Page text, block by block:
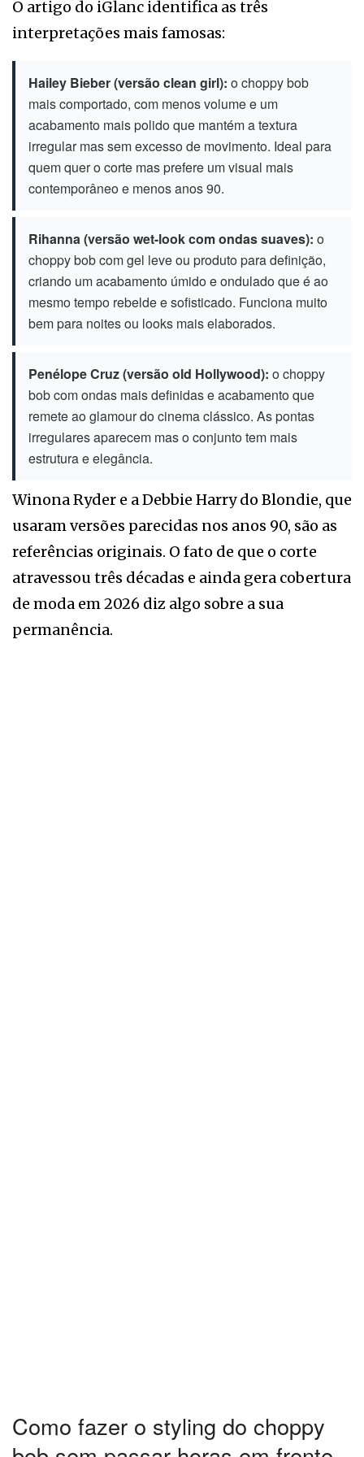
O artigo do iGlanc identifica as três
interpretações mais famosas:
Hailey Bieber (versão clean girl): o choppy bob
mais comportado, com menos volume e um
acabamento mais polido que mantém a textura
irregular mas sem excesso de movimento. Ideal para
quem quer o corte mas prefere um visual mais
contemporâneo e menos anos 90.
Rihanna (versão wet-look com ondas suaves): o
choppy bob com gel leve ou produto para definição,
criando um acabamento úmido e ondulado que é ao
mesmo tempo rebelde e sofisticado. Funciona muito
bem para noites ou looks mais elaborados.
Penélope Cruz (versão old Hollywood): o choppy
bob com ondas mais definidas e acabamento que
remete ao glamour do cinema clássico. As pontas
irregulares aparecem mas o conjunto tem mais
estrutura e elegância.
Winona Ryder e a Debbie Harry do Blondie, que
usaram versões parecidas nos anos 90, são as
referências originais. O fato de que o corte
atravessou três décadas e ainda gera cobertura
de moda em 2026 diz algo sobre a sua
permanência.
Como fazer o styling do choppy